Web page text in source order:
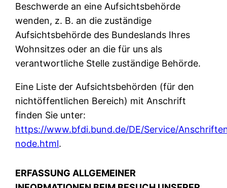
Beschwerde an eine Aufsichtsbehörde
wenden, z. B. an die zuständige
Aufsichtsbehörde des Bundeslands Ihres
Wohnsitzes oder an die für uns als
verantwortliche Stelle zuständige Behörde.
Eine Liste der Aufsichtsbehörden (für den
nichtöffentlichen Bereich) mit Anschrift
finden Sie unter:
https://www.bfdi.bund.de/DE/Service/
node.html.
ERFASSUNG ALLGEMEINER